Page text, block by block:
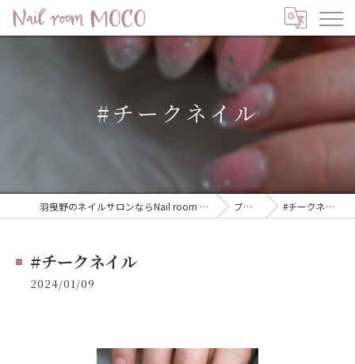
#チークネイル
羽曳野のネイルサロンならNail room MOCO ブログ #チークネイル
#チークネイル
2024/01/09